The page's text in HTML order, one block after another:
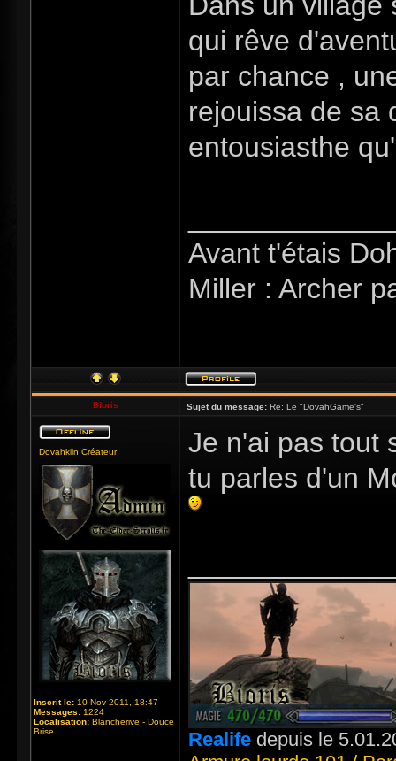
qui rêve
par chance ,
rejouissa de sa
entousiasthe
Avant t'étais
Miller : Archer
Bioris Sujet du message: Re: Le "DovahGame's"
Dovahkiin Créateur
Inscrit le: 10 Nov 2011, 18:47
Messages: 1224
Localisation: Blancherive - Douce
Brise
Je n'ai pas tout
tu parles d'un
Realife depuis le